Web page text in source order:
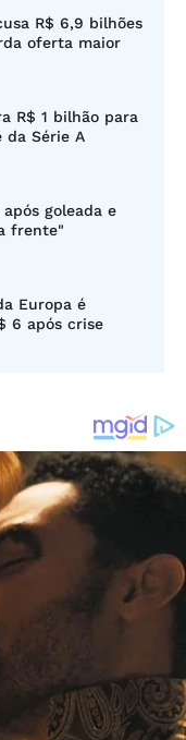
R$ 6,9 bilhões
oferta maior
R$ 1 bilhão para
da Série A
goleada e
frente"
Europa é
6 após crise